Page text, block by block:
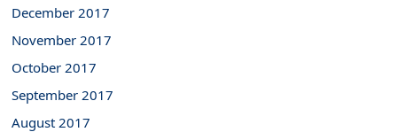
December 2017
November 2017
October 2017
September 2017
August 2017